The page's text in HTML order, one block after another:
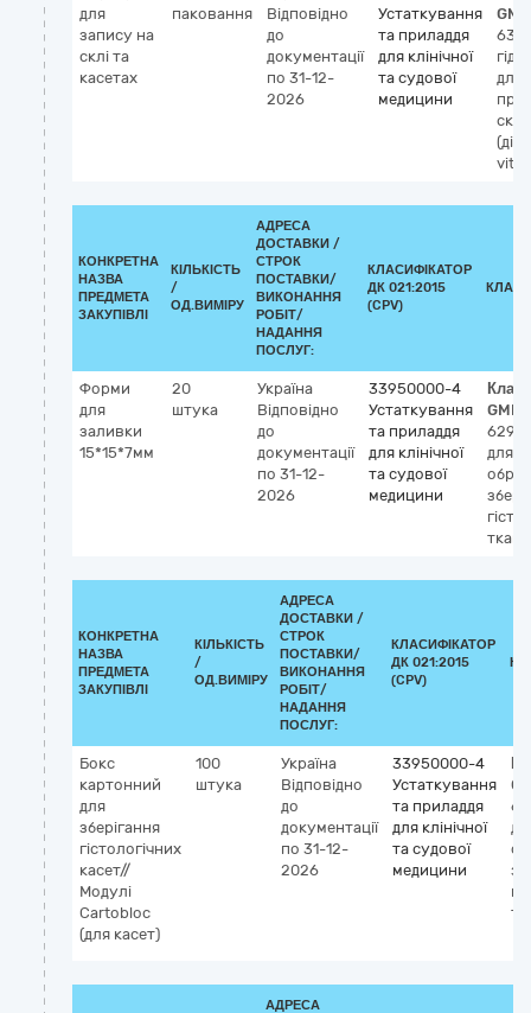
для
запису на
склі та
касетах
паковання
Відповідно
до
документації
по 31-12-
2026
Устаткування
та приладдя
для клінічної
та судової
медицини
для
КОНКРЕТНА
НАЗВА
ПРЕДМЕТА
ЗАКУПІВЛІ
КІЛЬКІСТЬ
/
ОД.ВИМІРУ
АДРЕСА
ДОСТАВКИ /
СТРОК
ПОСТАВКИ/
ВИКОНАННЯ
РОБІТ/
НАДАННЯ
ПОСЛУГ:
КЛАСИФІКАТОР
ДК 021:2015
(CPV)
Форми
для
заливки
15*15*7мм
20
штука
Україна
Відповідно
до
документації
по 31-12-
2026
33950000-4
Устаткування
та приладдя
для клінічної
та судової
медицини
для
КОНКРЕТНА
НАЗВА
ПРЕДМЕТА
ЗАКУПІВЛІ
КІЛЬКІСТЬ
/
ОД.ВИМІРУ
АДРЕСА
ДОСТАВКИ /
СТРОК
ПОСТАВКИ/
ВИКОНАННЯ
РОБІТ/
НАДАННЯ
ПОСЛУГ:
КЛАСИФІКАТОР
ДК 021:2015
(CPV)
Бокс
картонний
для
зберігання
гістологічних
касет//
Модулі
Cartobloc
(для касет)
100
штука
Україна
Відповідно
до
документації
по 31-12-
2026
33950000-4
Устаткування
та приладдя
для клінічної
та судової
медицини
АДРЕСА